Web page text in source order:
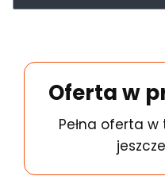
Oferta w
Pełna oferta